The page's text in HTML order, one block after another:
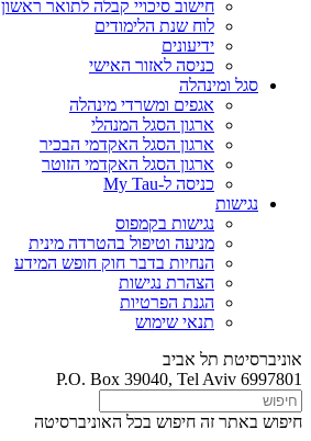
חישוב סיכויי קבלה לתואר ראשון
לוח שנת הלימודים
ידיעונים
כניסה לאזור האישי
סגל ומינהלה
אגפים ומשרדי מינהלה
ארגון הסגל המנהלי
ארגון הסגל האקדמי הבכיר
ארגון הסגל האקדמי הזוטר
כניסה ל-My Tau
נגישות
נגישות בקמפוס
מניעה וטיפול בהטרדה מינית
הנחיות בדבר חוק חופש המידע
הצהרת נגישות
הגנת הפרטיות
תנאי שימוש
אוניברסיטת תל אביב
P.O. Box 39040, Tel Aviv 6997801
חיפוש באתר זה חיפוש בכל האוניברסיטה